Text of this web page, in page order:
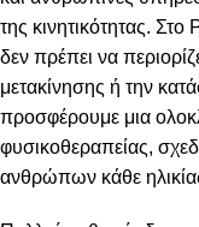
της κινητικότητας.
δεν πρέπει να
μετακίνησης ή την
προσφέρουμε μια
φυσικοθεραπείας,
ανθρώπων κάθε